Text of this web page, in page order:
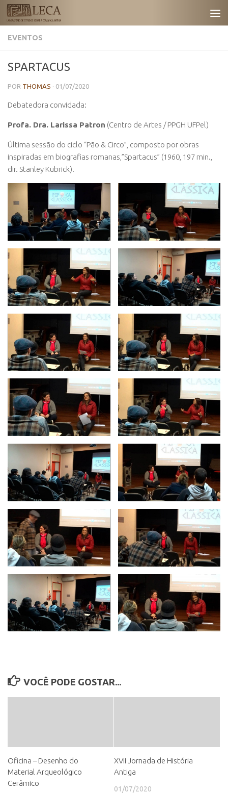
Skip to content
EVENTOS
SPARTACUS
POR THOMAS · 01/07/2020
Debatedora convidada:
Profa. Dra. Larissa Patron (Centro de Artes / PPGH UFPel)
Última sessão do ciclo “Pão & Circo”, composto por obras
inspiradas em biografias romanas,”Spartacus” (1960, 197 min.,
dir. Stanley Kubrick).
VOCÊ PODE GOSTAR...
Oficina – Desenho do
Material Arqueológico
Cerâmico
XVII Jornada de História
Antiga
01/07/2020